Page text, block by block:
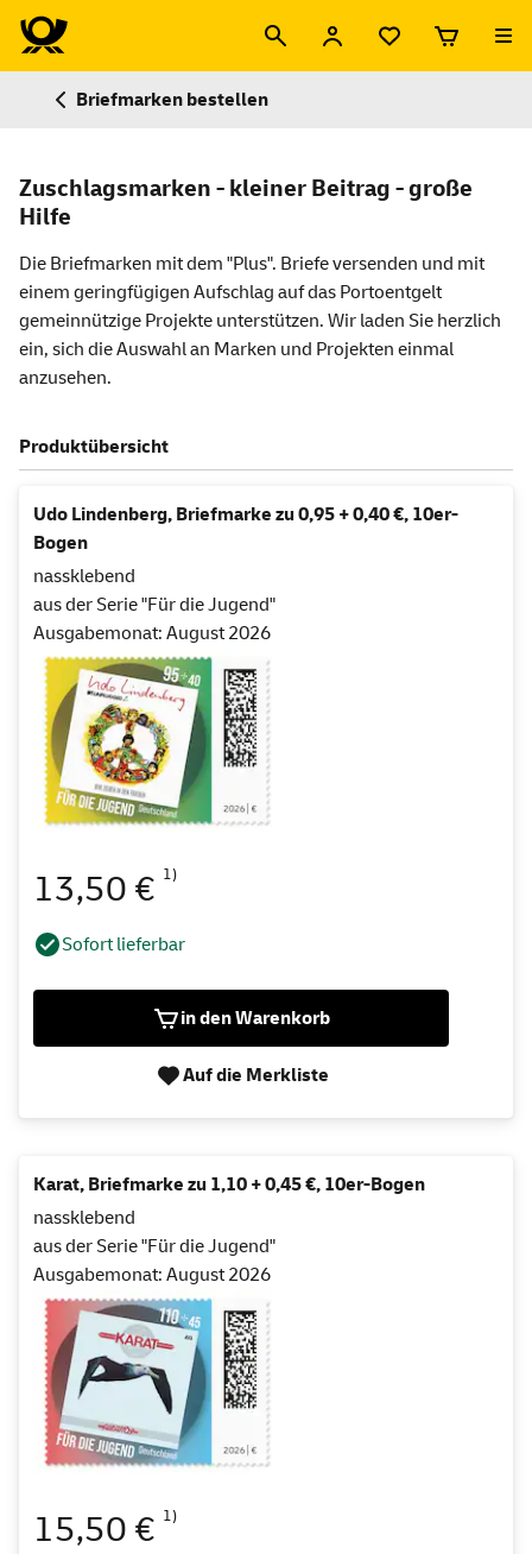
Briefmarken bestellen
Zuschlagsmarken - kleiner Beitrag - große
Hilfe
Die Briefmarken mit dem "Plus". Briefe versenden und mit
einem geringfügigen Aufschlag auf das Portoentgelt
gemeinnützige Projekte unterstützen. Wir laden Sie herzlich
ein, sich die Auswahl an Marken und Projekten einmal
anzusehen.
Produktübersicht
Udo Lindenberg, Briefmarke zu 0,95 + 0,40 €, 10er-
Bogen
nassklebend
aus der Serie "Für die Jugend"
Ausgabemonat: August 2026
13,50 € 1)
Sofort lieferbar
in den Warenkorb
Auf die Merkliste
Karat, Briefmarke zu 1,10 + 0,45 €, 10er-Bogen
nassklebend
aus der Serie "Für die Jugend"
Ausgabemonat: August 2026
15,50 € 1)